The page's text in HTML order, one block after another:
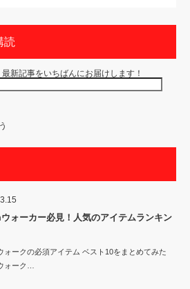
読
新記事をいちばんにお届けします！
ォーカー必見！人気のアイテムランキン
ォークの必須アイテム ベスト10をまとめてみた
ォーク…